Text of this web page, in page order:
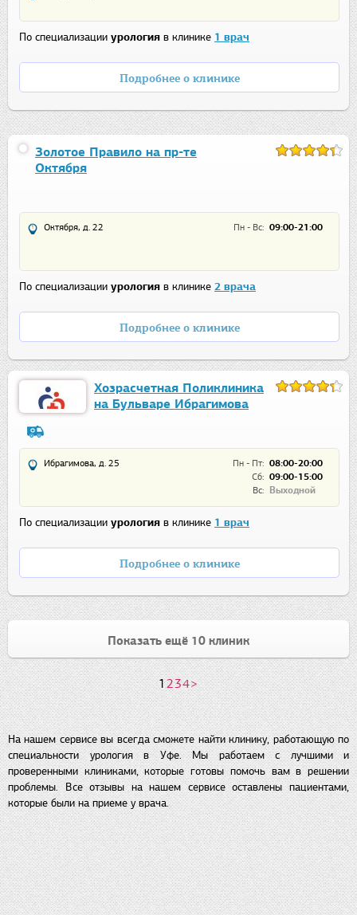
По специализации урология в клинике 1 врач
Подробнее о клинике
Золотое Правило на пр-те
Октября
Пн - Вс: 09:00-21:00
Октября, д. 22
По специализации урология в клинике 2 врача
Подробнее о клинике
Хозрасчетная Поликлиника
на Бульваре Ибрагимова
Пн - Пт: 08:00-20:00
Сб: 09:00-15:00
Вс:
Выходной
Ибрагимова, д. 25
По специализации урология в клинике 1 врач
Подробнее о клинике
Показать ещё 10 клиник
1234>
На нашем сервисе вы всегда сможете найти клинику, работающую по
специальности урология в Уфе. Мы работаем с лучшими и
проверенными клиниками, которые готовы помочь вам в решении
проблемы. Все отзывы на нашем сервисе оставлены пациентами,
которые были на приеме у врача.